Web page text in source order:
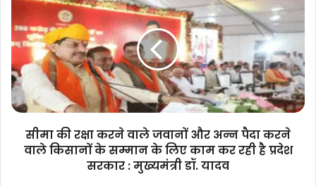
रक्षा
करने
वाले
जवानों
और
अन्न
पैदा
किसानों
सीमा की रक्षा करने वाले जवानों और अन्न पैदा करने
वाले किसानों के सम्मान के लिए काम कर रही है प्रदेश
सरकार : मुख्यमंत्री डॉ. यादव